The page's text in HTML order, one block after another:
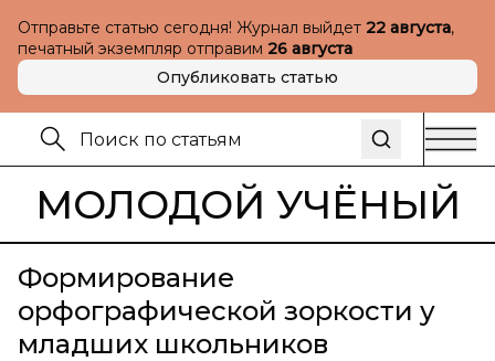
Отправьте статью сегодня! Журнал выйдет 22 августа,
печатный экземпляр отправим 26 августа
Опубликовать статью
МОЛОДОЙ УЧЁНЫЙ
Формирование
орфографической зоркости у
младших школьников